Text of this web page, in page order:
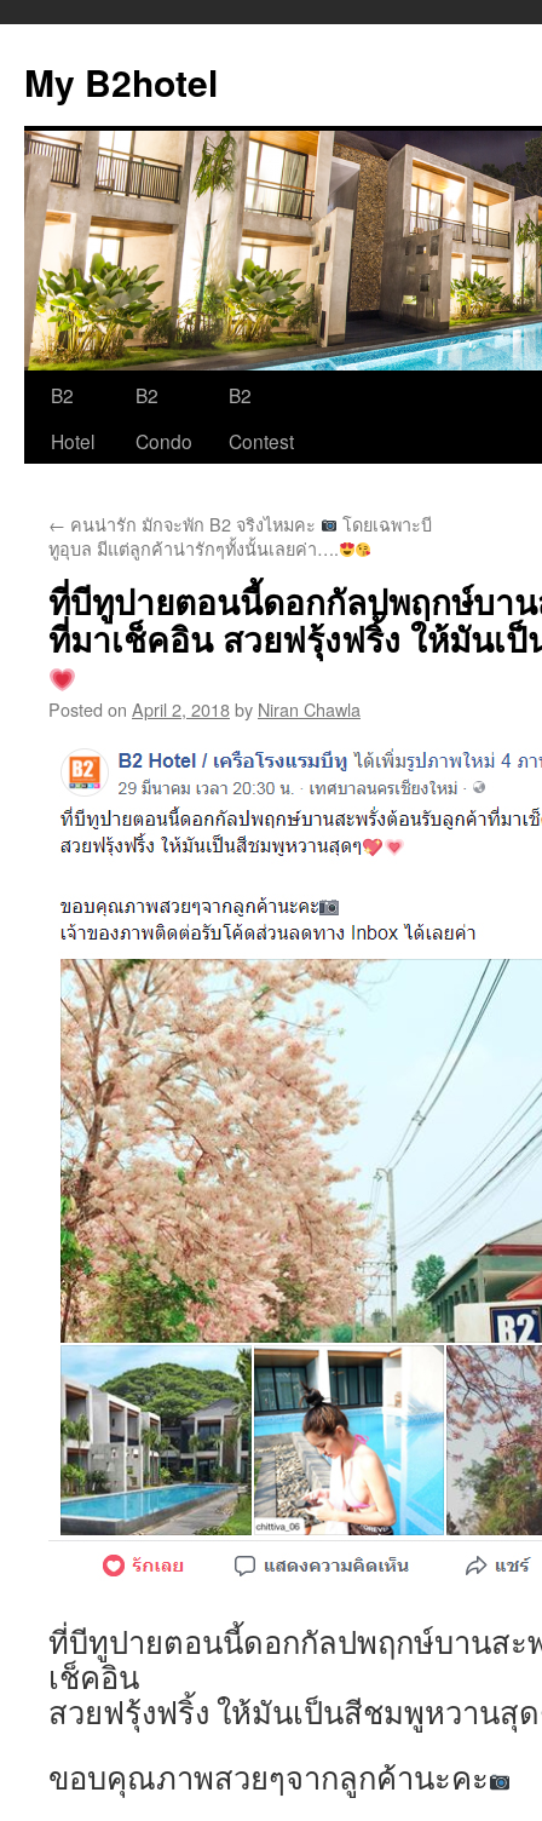
My B2hotel
Skip
B2
Hotel
B2
Condo
B2
Contest
← คนน่ารัก มักจะพัก B2 จริงไหมคะ
โดยเฉพาะบี
ทูอุบล มีแต่ลูกค้าน่ารักๆทั้งนั้นเลยค่า….
ที่บีทูปายตอนนี้ดอกกัลปพฤกษ์บา
ที่มาเช็คอิน สวยฟรุ้งฟริ้ง ให้มันเ
Posted on April 2, 2018by Niran Chawla
ที่บีทูปายตอนนี้ดอกกัลปพฤกษ์บานสะ
เช็คอิน
สวยฟรุ้งฟริ้ง ให้มันเป็นสีชมพูหวานสุ
ขอบคุณภาพสวยๆจากลูกค้านะคะ